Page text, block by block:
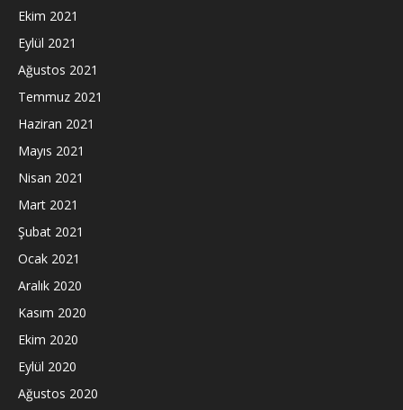
Ekim 2021
Eylül 2021
Ağustos 2021
Temmuz 2021
Haziran 2021
Mayıs 2021
Nisan 2021
Mart 2021
Şubat 2021
Ocak 2021
Aralık 2020
Kasım 2020
Ekim 2020
Eylül 2020
Ağustos 2020